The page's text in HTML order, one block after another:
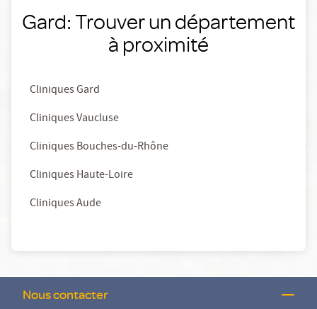
Gard: Trouver un département
à proximité
Cliniques Gard
Cliniques Vaucluse
Cliniques Bouches-du-Rhône
Cliniques Haute-Loire
Cliniques Aude
Nous contacter